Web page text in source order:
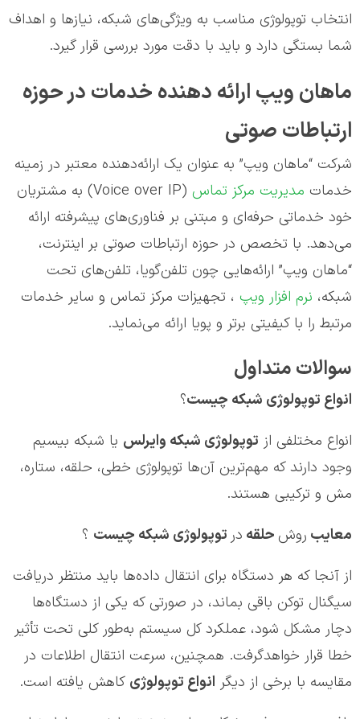
انتخاب توپولوژی مناسب به ویژگی‌های شبکه، نیازها و اهداف
شما بستگی دارد و باید با دقت مورد بررسی قرار گیرد.
ماهان ویپ ارائه دهنده خدمات در حوزه
ارتباطات صوتی
شرکت “ماهان ویپ” به عنوان یک ارائه‌دهنده معتبر در زمینه
خدمات مدیریت مرکز تماس
(Voice over IP) به مشتریان
خود خدماتی حرفه‌ای و مبتنی بر فناوری‌های پیشرفته ارائه
می‌دهد. با تخصص در حوزه ارتباطات صوتی بر اینترنت،
“ماهان ویپ” ارائه‌هایی چون تلفن‌گویا، تلفن‌های تحت
شبکه، نرم افزار ویپ ، تجهیزات مرکز تماس و سایر خدمات
مرتبط را با کیفیتی برتر و پویا ارائه می‌نماید.
سوالات متداول
انواع توپولوژی شبکه چیست؟
انواع مختلفی از توپولوژی شبکه وایرلس یا شبکه بیسیم
وجود دارند که مهم‌ترین آن‌ها توپولوژی خطی، حلقه، ستاره،
مش و ترکیبی هستند.
معایب روش حلقه درتوپولوژی شبکه چیست ؟
از آنجا که هر دستگاه برای انتقال داده‌ها باید منتظر دریافت
سیگنال توکن باقی بماند، در صورتی که یکی از دستگاه‌ها
دچار مشکل شود، عملکرد کل سیستم به‌طور کلی تحت تأثیر
خطا قرار خواهد‌گرفت. همچنین، سرعت انتقال اطلاعات در
مقایسه با برخی از دیگر انواع توپولوژي کاهش یافته است.